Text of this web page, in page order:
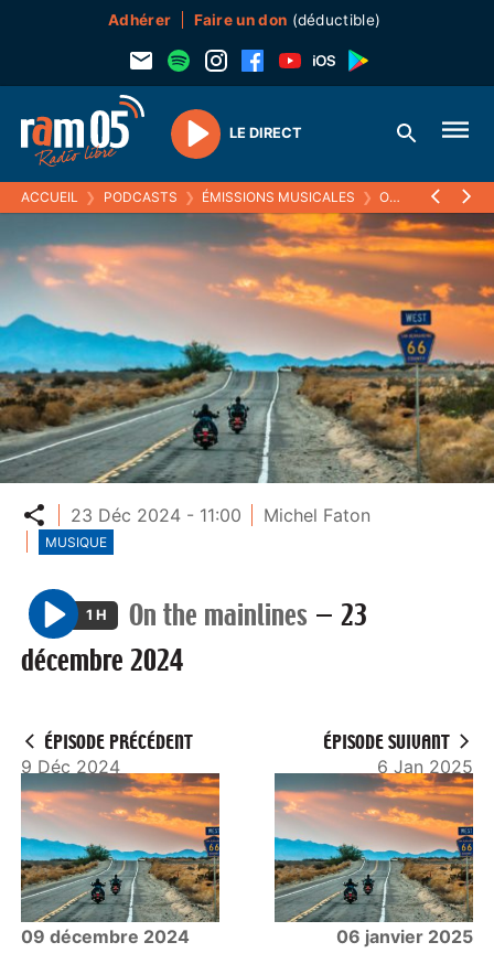
Adhérer Faire un don (déductible)
Play
LE DIRECT
ACCUEIL ❯ PODCASTS ❯ ÉMISSIONS MUSICALES ❯ ON THE MAINLINES
Partager
23 Déc 2024 - 11:00 Michel Faton
MUSIQUE
P
l
1 H On the mainlines — 23
décembre 2024
ÉPISODE PRÉCÉDENT
9 Déc 2024
09 décembre 2024
ÉPISODE SUIVANT
6 Jan 2025
06 janvier 2025